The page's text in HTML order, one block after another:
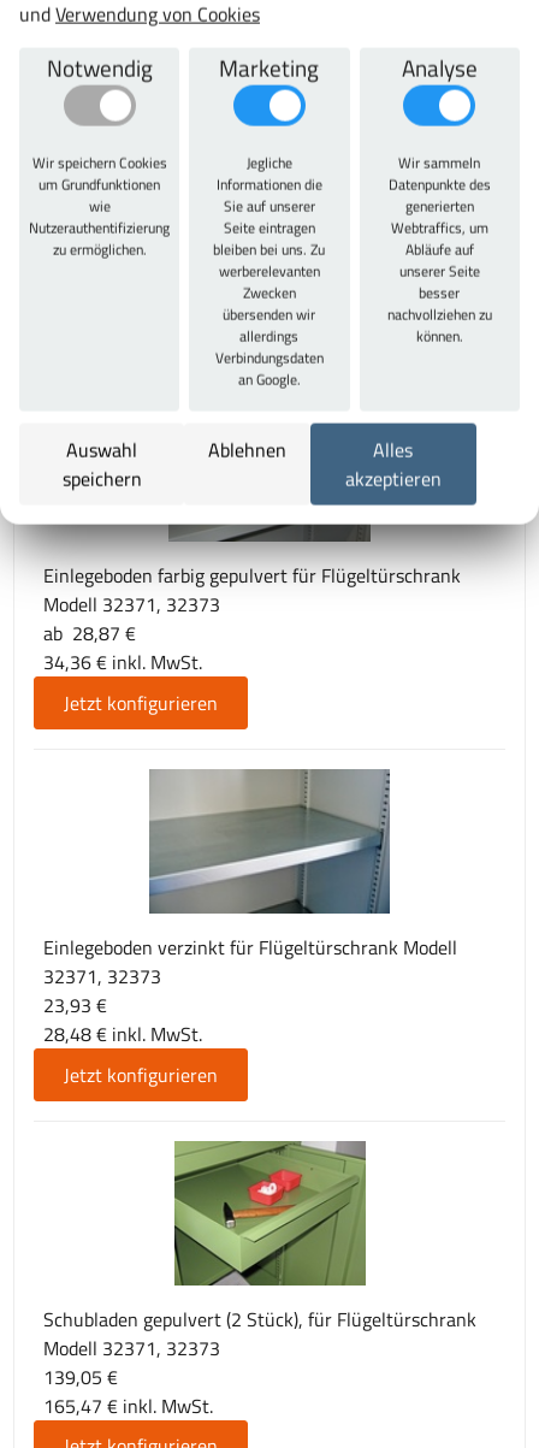
Zylinderschloss, Türen gemeinsam verschließbar
RAL 1018 Zinkgelb
Farbe Türen/Schubladen:
Material:
Garantie:
Zu diesem Artikel passt auch
Einlegeboden farbig gepulvert für Flügeltürschrank
Modell 32371, 32373
ab 28,87 €
34,36 € inkl. MwSt.
Jetzt konfigurieren
Einlegeboden verzinkt für Flügeltürschrank Modell
32371, 32373
23,93 €
28,48 € inkl. MwSt.
Jetzt konfigurieren
Schubladen gepulvert (2 Stück), für Flügeltürschrank
Modell 32371, 32373
139,05 €
165,47 € inkl. MwSt.
undVerwendung von Cookies
Notwendig
Wir speichern Cookies
um Grundfunktionen
wie
Nutzerauthentifizierung
zu ermöglichen.
Marketing
Jegliche
Informationen die
Sie auf unserer
Seite eintragen
bleiben bei uns. Zu
werberelevanten
Zwecken
übersenden wir
allerdings
Verbindungsdaten
an Google.
Analyse
Wir sammeln
Datenpunkte des
generierten
Webtraffics, um
Abläufe auf
unserer Seite
besser
nachvollziehen zu
können.
Auswahl
speichern
Ablehnen
Alles
akzeptieren